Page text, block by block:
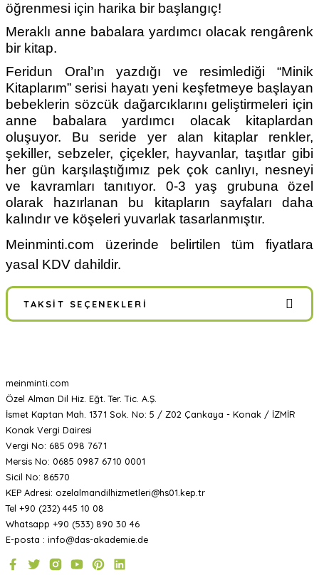
öğrenmesi için harika bir başlangıç!
Meraklı anne babalara yardımcı olacak rengârenk
bir kitap.
Feridun Oral’ın yazdığı ve resimlediği “Minik
Kitaplarım” serisi hayatı yeni keşfetmeye başlayan
bebeklerin sözcük dağarcıklarını geliştirmeleri için
anne babalara yardımcı olacak kitaplardan
oluşuyor. Bu seride yer alan kitaplar renkler,
şekiller, sebzeler, çiçekler, hayvanlar, taşıtlar gibi
her gün karşılaştığımız pek çok canlıyı, nesneyi
ve kavramları tanıtıyor. 0-3 yaş grubuna özel
olarak hazırlanan bu kitapların sayfaları daha
kalındır ve köşeleri yuvarlak tasarlanmıştır.
Meinminti.com üzerinde belirtilen tüm fiyatlara
yasal KDV dahildir.
TAKSIT SEÇENEKLERI
meinminti.com
Özel Alman Dil Hiz. Eğt. Ter. Tic. A.Ş.
İsmet Kaptan Mah. 1371 Sok. No: 5 / Z02 Çankaya - Konak / İZMİR
Konak Vergi Dairesi
Vergi No: 685 098 7671
Mersis No: 0685 0987 6710 0001
Sicil No: 86570
KEP Adresi: ozelalmandilhizmetleri@hs01.kep.tr
Tel +90 (232) 445 10 08
Whatsapp +90 (533) 890 30 46
E-posta : info@das-akademie.de